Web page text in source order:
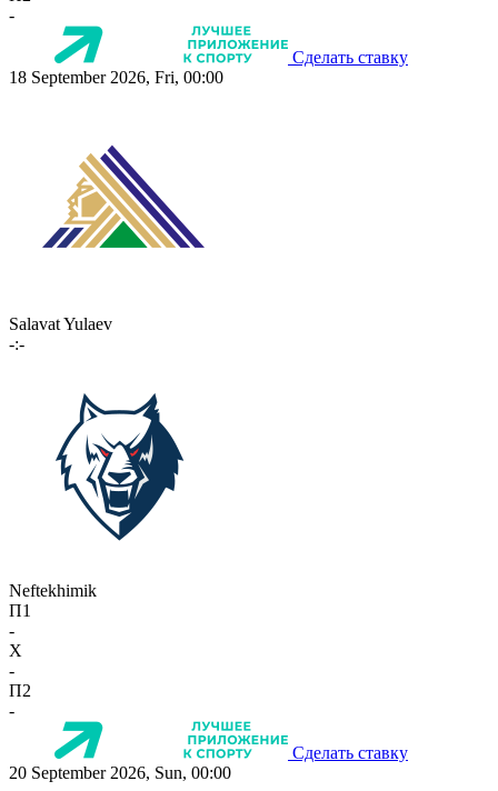
-
Сделать ставку
18 September 2026, Fri, 00:00
Salavat Yulaev
-:-
Neftekhimik
П1
-
X
-
П2
-
Сделать ставку
20 September 2026, Sun, 00:00